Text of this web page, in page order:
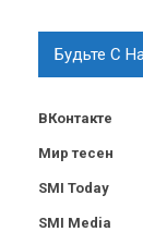
Будьте С
ВКонтакте
Мир тесен
SMI Today
SMI Media